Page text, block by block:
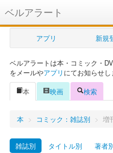
ベルアラート
ベルアラートとは
ヘルプ
新規登録
ログイン
Myシェルフ
アプリ 新規
ベルアラートは本・コミック・
をメールやアプリ にてお知らせし
本
映画 検索
本 > コミック：雑誌別 > 増
雑誌別 タイトル別 著者